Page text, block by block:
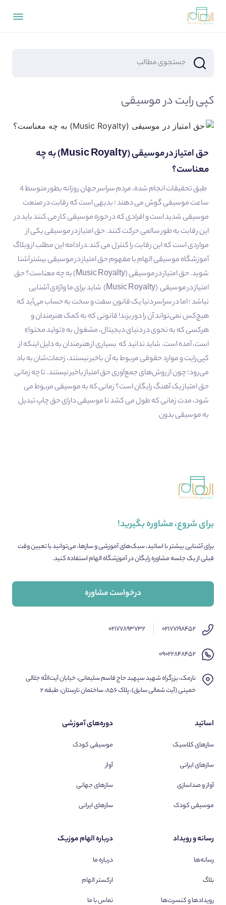
کپی رایت در موسیقی
حق امتیاز در موسیقی (Music Royalty) به چه
معناست؟
طبق تحقیقات انجام شده، مردم سراسر جهان روزانه بطور متوسط 4
ساعت موسیقی گوش می دهند ؛ بدیهی است که رقابت در صنعت
موسیقی شدید است و افرادی که در حوزه موسیقی کار می کنند باید در
این رقابت به طور سالمی حرکت کنند. حق امتیاز در موسیقی یکی از
مواردی است که این رقابت را کنترل می کند.در ادامه این مطلب از وبلاگ
آموزشگاه موسیقی الهام با مفهوم حق امتیاز در موسیقی بیشتر آشنا
شوید. حق امتیاز در موسیقی (Music Royalty) به چه معناست؟ حق
امتیاز در موسیقی (Music Royalty) شاید برای ما واژه‌ی آشنایی
نباشد ؛ اما در سراسر دنیا یک قانون سفت و سخت به حساب می‌آید که
هیچ‌کس نمی‌تواند آن را دور بزند! قانونی که به کمک هنرمندان و
هرکسی که به نحوی در دنیای دیجیتال، مشغول به «تولید محتوا»
است، آمده است. شاید ندانید که بسیاری از هنرمندان به دلیل اینکه از
کپی‌رایت و موارد حقوقی مربوط به آن باخبر نیستند، زحمات‌شان به باد
می‌رود؛ چون از روش‌های جمع‌آوری حق امتیاز باخبر نیستند. تا چه زمانی
حق امتیاز یک آهنگ رایگان است؟ زمانی که به موسیقی مربوط می
شود، مدت زمانی که طول می کشد تا موسیقی دارای حق چاپ تبدیل
به موسیقی بدون
برای شروع، مشاوره بگیرید!
برای آشنایی بیشتر با اساتید، سبک‌های آموزشی و سازها، می‌توانید با تعیین وقت
قبلی از یک جلسه مشاوره رایگان در آموزشگاه الهام استفاده کنید.
درخواست مشاوره
۰۲۱۷۷۱۹۸۴۵۲ ۰۲۱۷۷۸۹۳۷۳۲
۰۹۰۲۲۸۴۸۴۵۲
نارمک، بزرگراه شهید سپهبد حاج قاسم سلیمانی، خیابان آیت‌الله جلالی
خمینی (آیت شمالی سابق)، پلاک ۸۵۶، ساختمان نارستان، طبقه ۲
اساتید
سازهای کلاسیک
سازهای ایرانی
آواز و صداسازی
موسیقی کودک
دوره‌های آموزشی
موسیقی کودک
آواز
سازهای جهانی
سازهای ایرانی
رسانه و رویداد
رسانه‌ها
بلاگ
رویدادها و کنسرت‌ها
درباره الهام موزیک
درباره ما
ارکستر الهام
تماس با ما